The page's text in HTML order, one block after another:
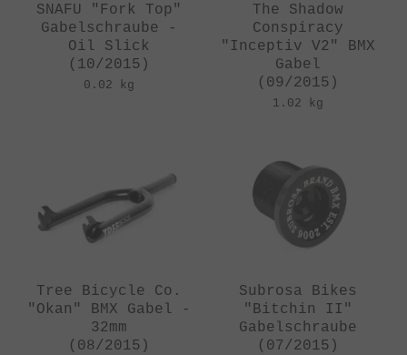
SNAFU "Fork Top"
Gabelschraube -
Oil Slick
(10/2015)
0.02 kg
The Shadow
Conspiracy
"Inceptiv V2" BMX
Gabel
(09/2015)
1.02 kg
Tree Bicycle Co.
"Okan" BMX Gabel -
32mm
(08/2015)
Subrosa Bikes
"Bitchin II"
Gabelschraube
(07/2015)